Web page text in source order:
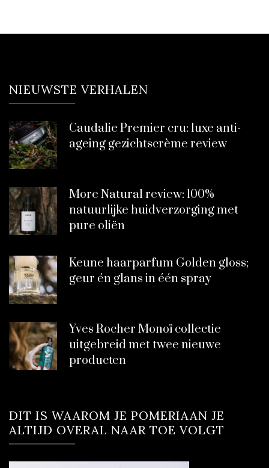
NIEUWSTE VERHALEN
Caudalie Premier cru: luxe anti-
ageing gezichtscrème review
More Natural review: 100%
natuurlijke huidverzorging met
pure oliën
Keune haarparfum Golden gloss;
geur én glans in één spray
Yves Rocher Monoï collectie
uitgebreid met twee nieuwe
producten
DIT IS WAAROM JE POMERIAAN JE
ALTIJD OVERAL NAAR TOE VOLGT